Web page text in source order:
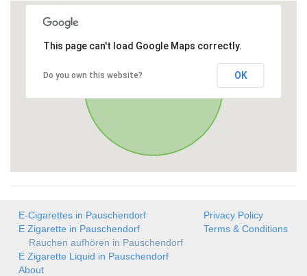
This page can't load Google Maps correctly.
Do you own this website? OK
E-Cigarettes in Pauschendorf
E Zigarette in Pauschendorf
Rauchen aufhören in Pauschendorf
E Zigarette Liquid in Pauschendorf
About
Privacy Policy
Terms & Conditions